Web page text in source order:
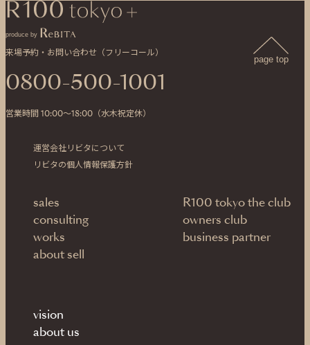
produce by
来場予約・お問い合わせ（フリーコール）
0800-500-1001
営業時間 10:00〜18:00（水木祝定休）
運営会社リビタについて
リビタの個人情報保護方針
sales
consulting
works
about sell
R100 tokyo the club
owners club
business partner
vision
about us
page top